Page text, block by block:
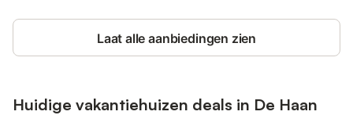
Laat alle aanbiedingen zien
Huidige vakantiehuizen deals in De Haan